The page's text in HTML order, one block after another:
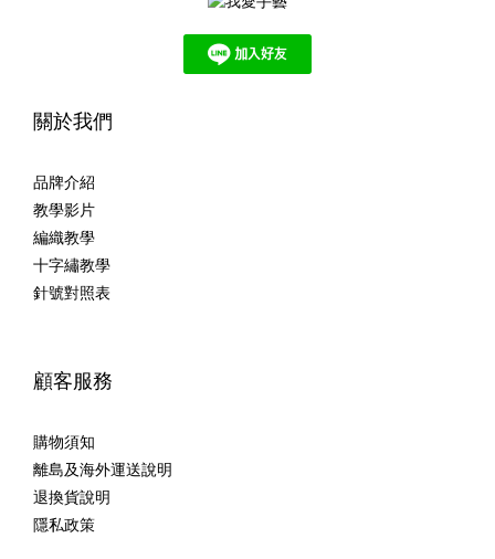
關於我們
品牌介紹
教學影片
編織教學
十字繡教學
針號對照表
顧客服務
購物須知
離島及海外運送說明
退換貨說明
隱私政策